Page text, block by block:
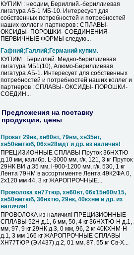
КУПИМ : неодим, Бериллий.-бериллиевая
лигатура АБ-1 МБ-10. Интересует для
собственных потребностей и потребностей
наших коллег и партнеров : СПЛАВЫ-
ОКСИДЫ- ПОРОШКИ- СОЕДИНЕНИЯ-
ПЕРВИЧНЫЕ ФОРМЫ следую...
Гафний;Галлий;Германий купим.
КУПИМ : Бериллий. Медно-бериллиевая
лигатура МБ1(10), Алюмо-Бериллиевая
лигатура АБ-1. Интересует для собственных
потребностей и потребностей наших коллег и
партнеров : СПЛАВЫ- ОКСИДЫ- ПОРОШКИ-
СОЕДИН...
Предложения на поставку
продукции, цены
Прокат 29нк, хн60вт, 79нм, хн35вт,
хн50вмтюб, 06хн28мдт и др. из наличия!
ПРЕЦИЗИОННЫЕ СПЛАВЫ Пруток 36НХТЮ
д.10 мм, калибр. L-3000 мм, г/к, 121, 3 кг Пруток
29НК ВИ д.35 мм, l-900-1200 мм, г/к, 530, 1 кг
Лента 79НМ в ассортименте Лента 49К2ФА 0,
2х120 мм 44, 3 кг ЖАРОПРОЧНЫЕ...
Проволока хн77тюр, хн60вт, 06х15н60м15,
хн50вмтюб, 36нхтю, 29нк, 40кхнм и др. из
наличия!
ПРОВОЛОКА из наличия! ПРЕЦИЗИОННЫЕ
СПЛАВЫ 52Н д.1, 6 мм, 50, 4 кг 36НХТЮ-Н д.1,
мм, 97, 9 кг 29НК д.3, 0 мм, 96, 2 кг 40КХНМ-Н
д.1, 3 мм 166 кг ЖАРОПРОЧНЫЕ СПЛАВЫ
ХН77ТЮР (ЭИ437) д.2, 01 мм, 87, 55 кг Св-Х...